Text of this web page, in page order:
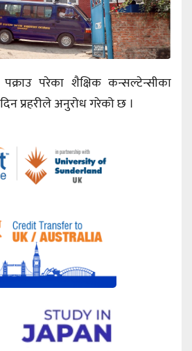
परेका शैक्षिक कन्सल्टेन्सीका
प्रहरीले अनुरोध गरेको छ ।